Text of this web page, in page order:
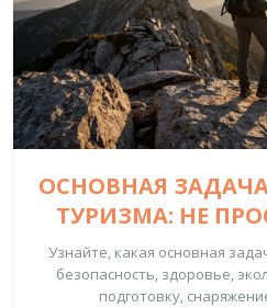
ОСНОВНАЯ
ТУРИЗМА: НЕ
ОПЫТ И
Узнайте, какая основная
безопасность, здоровье,
подготовку,